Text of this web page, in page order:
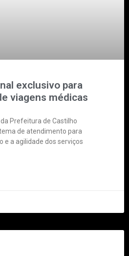
exclusivo para
viagens médicas
Prefeitura de Castilho
de atendimento para
e a agilidade dos serviços